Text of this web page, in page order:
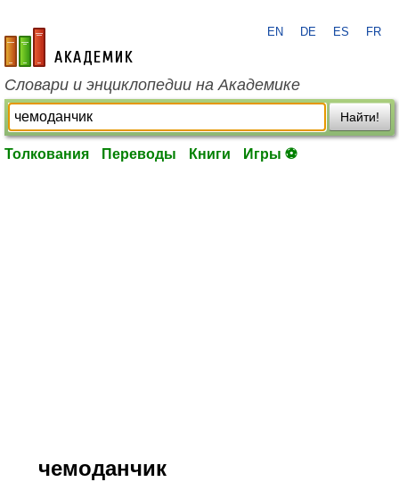
academic.ru
EN DE ES FR
Словари и энциклопедии на Академике
Найти!
Толкования Переводы Книги Игры ⚽
чемоданчик